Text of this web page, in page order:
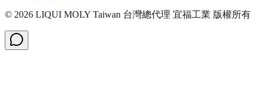
© 2026 LIQUI MOLY Taiwan 台灣總代理 宜福工業 版權所有